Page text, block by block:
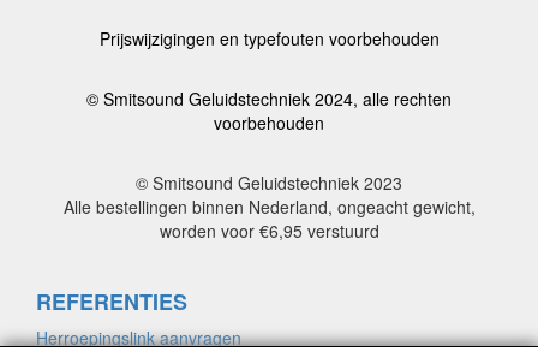
Prijswijzigingen en typefouten voorbehouden
© Smitsound Geluidstechniek 2024, alle rechten
voorbehouden
© Smitsound Geluidstechniek 2023
Alle bestellingen binnen Nederland, ongeacht gewicht,
worden voor €6,95 verstuurd
REFERENTIES
Herroepingslink aanvragen